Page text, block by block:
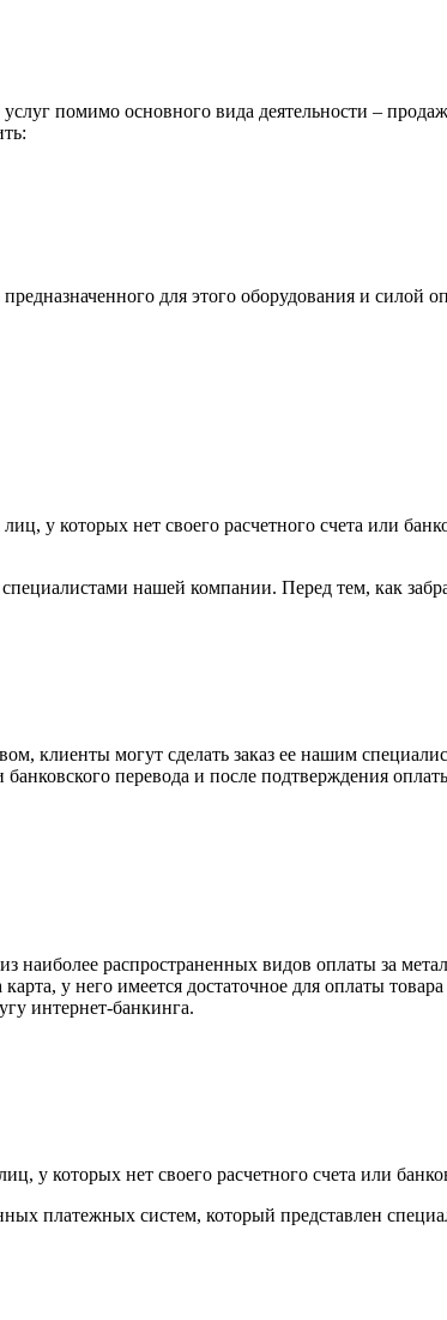
помимо основного вида деятельности –
для этого оборудования и
у которых нет своего расчетного счета или
нашей компании. Перед тем, как
клиенты могут сделать заказ ее нашим
перевода и после подтверждения
распространенных видов оплаты за
у него имеется достаточное для оплаты
интернет-банкинга.
у которых нет своего расчетного счета или
платежных систем, который представлен